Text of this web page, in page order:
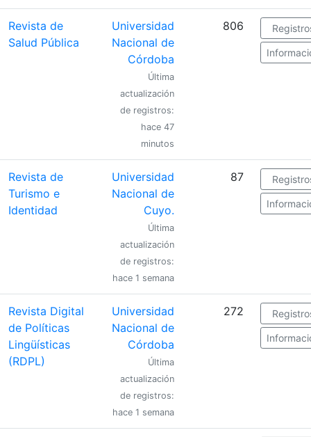
Revista de
Salud Pública
Universidad
Nacional de
Córdoba
Última
actualización
de registros:
hace 47
minutos
806
Revista de
Turismo e
Identidad
Universidad
Nacional de
Cuyo.
Última
actualización
de registros:
hace 1 semana
87
Revista Digital
de Políticas
Lingüísticas
(RDPL)
Universidad
Nacional de
Córdoba
Última
actualización
de registros:
hace 1 semana
272